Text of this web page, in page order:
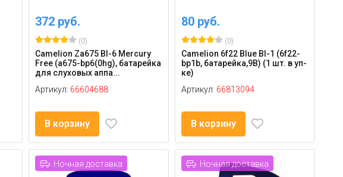
372 руб.
(0)
Camelion Za675 Bl-6 Mercury
Free (a675-bp6(0hg), батарейка
для слуховых аппа...
Артикул: 66604688
В корзину
80 руб.
(0)
Camelion 6f22 Blue Bl-1 (6f22-
bp1b, батарейка,9В) (1 шт. в уп-
ке)
Артикул: 66813094
В корзину
Ночная доставка Ночная доставка